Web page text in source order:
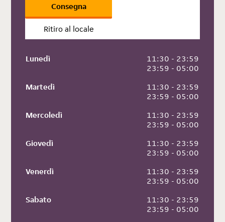
Consegna
Ritiro al locale
Lunedì
11:30 - 23:59
23:59 - 05:00
Martedì
11:30 - 23:59
23:59 - 05:00
Mercoledì
11:30 - 23:59
23:59 - 05:00
Giovedì
11:30 - 23:59
23:59 - 05:00
Venerdì
11:30 - 23:59
23:59 - 05:00
Sabato
11:30 - 23:59
23:59 - 05:00